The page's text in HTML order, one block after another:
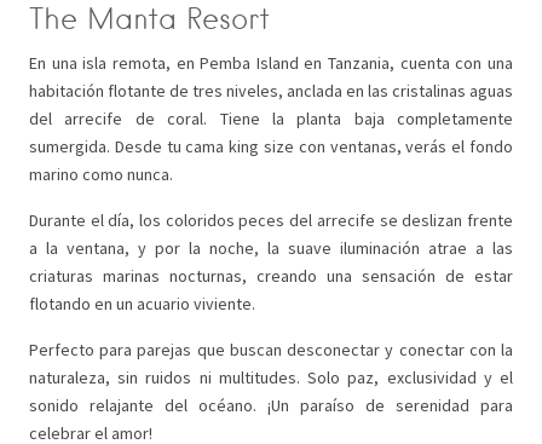
The Manta Resort
En una isla remota, en Pemba Island en Tanzania, cuenta con una
habitación flotante de tres niveles, anclada en las cristalinas aguas
del arrecife de coral. Tiene la planta baja completamente
sumergida. Desde tu cama king size con ventanas, verás el fondo
marino como nunca.
Durante el día, los coloridos peces del arrecife se deslizan frente
a la ventana, y por la noche, la suave iluminación atrae a las
criaturas marinas nocturnas, creando una sensación de estar
flotando en un acuario viviente.
Perfecto para parejas que buscan desconectar y conectar con la
naturaleza, sin ruidos ni multitudes. Solo paz, exclusividad y el
sonido relajante del océano. ¡Un paraíso de serenidad para
celebrar el amor!